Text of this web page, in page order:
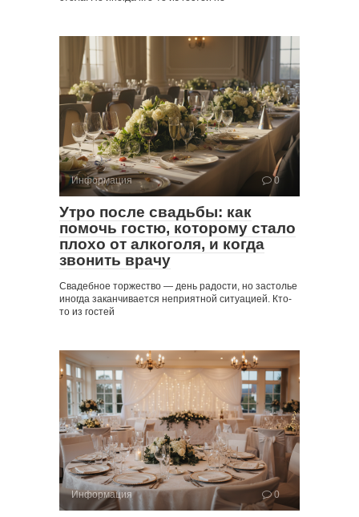
Информация 0
Утро после свадьбы: как
помочь гостю, которому стало
плохо от алкоголя, и когда
звонить врачу
Свадебное торжество — день радости, но застолье
иногда заканчивается неприятной ситуацией. Кто-
то из гостей
Информация 0